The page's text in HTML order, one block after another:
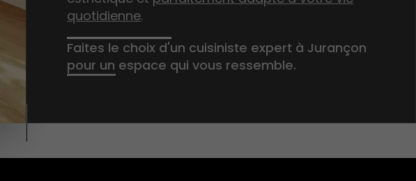
quotidienne.
Faites le choix d'un cuisiniste expert à Jurançon
pour un espace qui vous ressemble.